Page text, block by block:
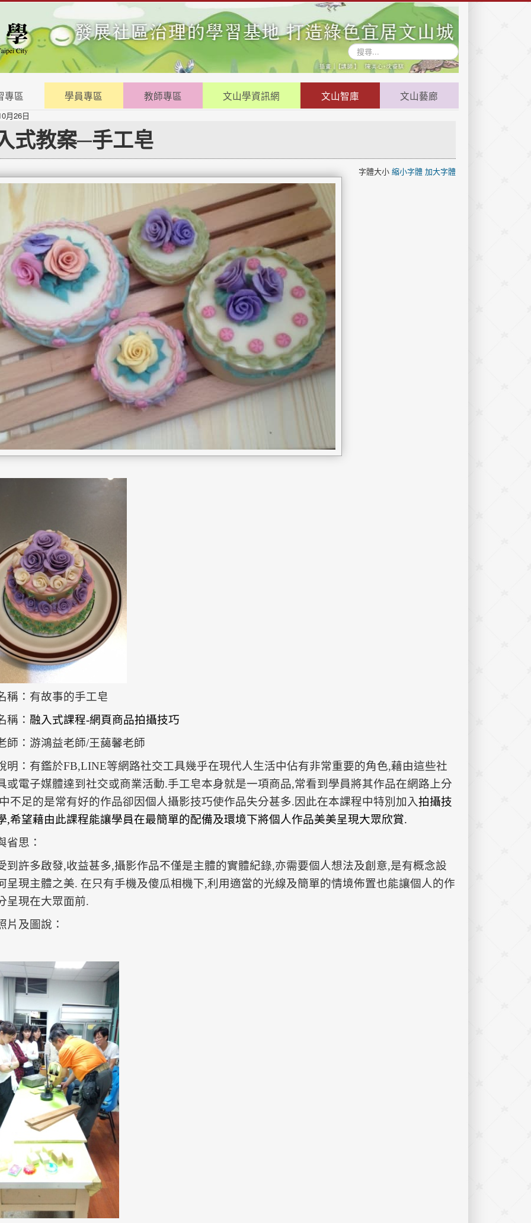
搜
尋...
專區 學員專區 教師專區 文山學資訊網 文山智庫 文山藝廊
月26日
式教案─手工皂
字體大小 縮小字體 加大字體
稱：有故事的手工皂
稱： 融入式課程-網頁商品拍攝技巧
師：游鴻益老師/王藹馨老師
明：有鑑於FB,LINE等網路社交工具幾乎在現代人生活中佔有非常重要的角色,藉由這些社
或電子媒體達到社交或商業活動.手工皂本身就是一項商品,常看到學員將其作品在網路上分
不足的是常有好的作品卻因個人攝影技巧使作品失分甚多.因此在本課程中特別加入拍攝技
,希望藉由此課程能讓學員在最簡單的配備及環境下將個人作品美美呈現大眾欣賞.
省思：
到許多啟發,收益甚多,攝影作品不僅是主體的實體紀錄,亦需要個人想法及創意,是有概念設
呈現主體之美. 在只有手機及傻瓜相機下,利用適當的光線及簡單的情境佈置也能讓個人的作
呈現在大眾面前.
片及圖說：